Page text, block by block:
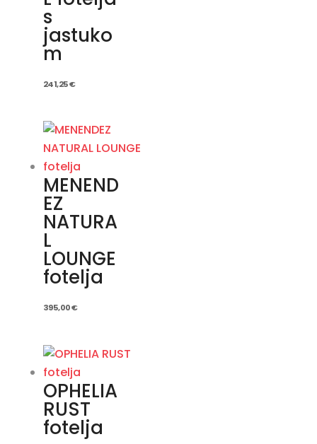
s
jastuko
m
241,25€
MENEND
EZ
NATURA
L
LOUNGE
fotelja
395,00€
OPHELIA
RUST
fotelja